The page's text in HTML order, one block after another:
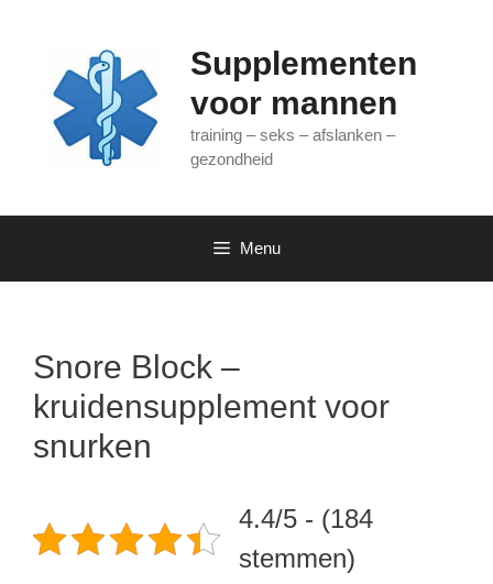
Supplementen
voor mannen
training – seks – afslanken –
gezondheid
Menu
Snore Block –
kruidensupplement voor
snurken
4.4/5 - (184
stemmen)